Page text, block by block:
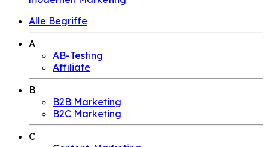
Alle Begriffe
A
AB-Testing
Affiliate
B
B2B Marketing
B2C Marketing
C